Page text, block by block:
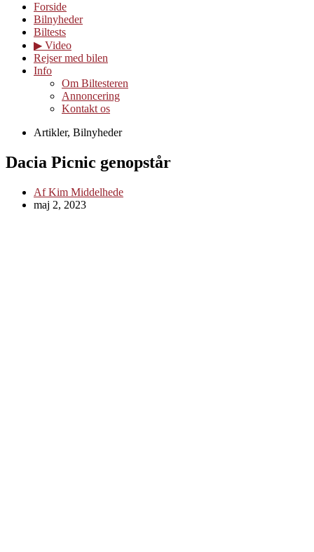
Forside
Bilnyheder
Biltests
▶︎ Video
Rejser med bilen
Info
Om Biltesteren
Annoncering
Kontakt os
Artikler, Bilnyheder
Dacia Picnic genopstår
AfKim Middelhede
maj 2, 2023